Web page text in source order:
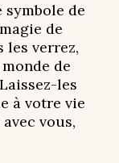
de
de
les verrez,
de
les
à votre vie
vous,